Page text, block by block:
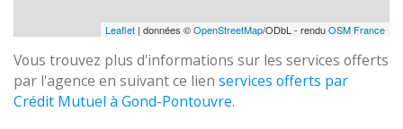
Leaflet | données ©OpenStreetMap/ODbL - renduOSM France
Vous trouvez plus d'informations sur les services offerts
par l'agence en suivant ce lien services offerts par
Crédit Mutuel à Gond-Pontouvre.